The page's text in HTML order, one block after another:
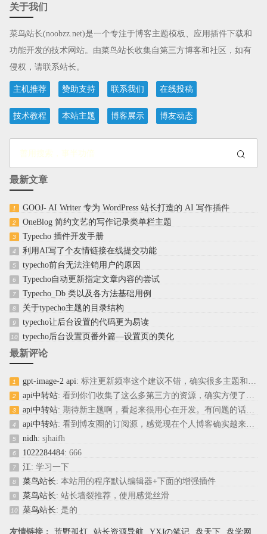
关于我们
菜鸟站长(noobzz.net)是一个专注于博客主题模板、应用插件下载和
功能开发的技术网站。由菜鸟站长收集自第三方博客和社区，如有
侵权，请联系站长。
主机推荐 赞助支持 联系我们 在线投稿
技术教程 本站主题 博客展示 博友动态
最新文章
1 GOOJ- AI Writer 专为 WordPress 站长打造的 AI 写作插件
2 OneBlog 简约文艺的写作记录类单栏主题
3 Typecho 插件开发手册
4 利用AI写了个友情链接在线提交功能
5 typecho前台无法注销用户的原因
6 Typecho自动更新指定文章内容的尝试
7 Typecho_Db 类以及各方法基础用例
8 关于typecho主题的目录结构
9 typecho让后台设置的代码更为易读
10 typecho后台设置页番外篇—设置页的美化
最新评论
1 gpt-image-2 api: 标注更新频率这个建议不错，确实很多主题和插件用着用着就没人维护了...
2 api中转站: 看到你们收集了这么多第三方的资源，确实方便了不少想折腾博客的人，...
3 api中转站: 期待新主题啊，看起来很用心在开发。有问题的话我会留言反馈的。
4 api中转站: 看到博友圈的订阅源，感觉现在个人博客确实越来越少了，能有这么一个...
5 nidh: sjhaifh
6 1022284484: 666
7 江: 学习一下
8 菜鸟站长: 本站用的程序默认编辑器+下面的增强插件
9 菜鸟站长: 站长墙裂推荐，使用感觉丝滑
10 菜鸟站长: 是的
友情链接： 荒野孤灯 站长资源导航 YXJの笔记 盘天下 盘学网